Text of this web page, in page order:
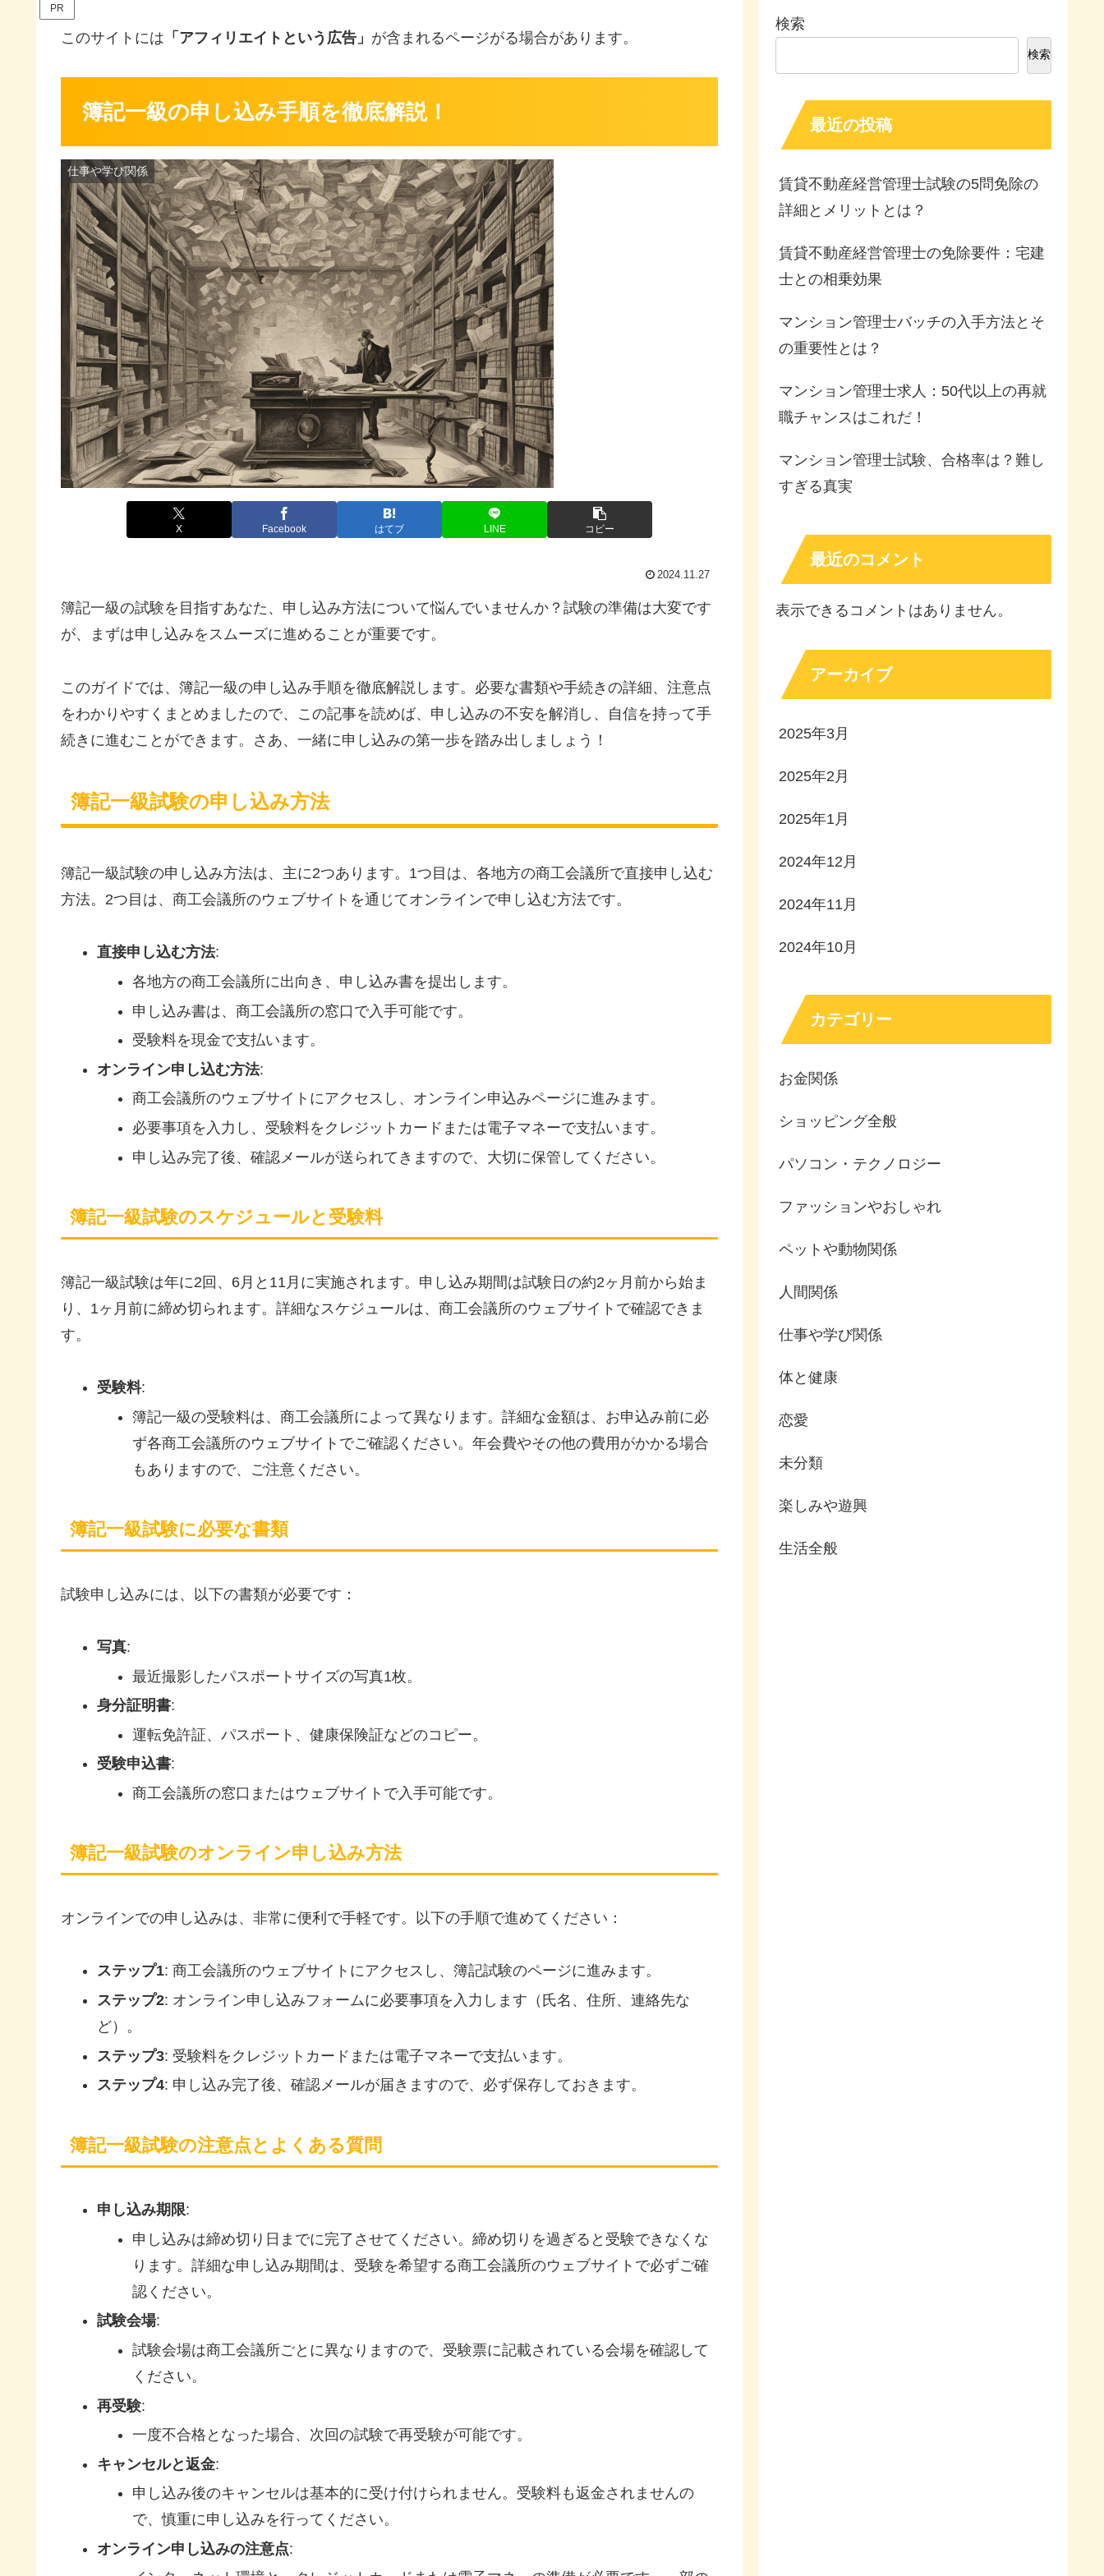
PR
このサイトには 「アフィリエイトという広告」 が含まれるページがる場合があります。
簿記一級の申し込み手順を徹底解説！
仕事や学び関係
X Facebook はてブ LINE コピー
2024.11.27
簿記一級の試験を目指すあなた、申し込み方法について悩んでいませんか？試験の準備は大変です
が、まずは申し込みをスムーズに進めることが重要です。
このガイドでは、簿記一級の申し込み手順を徹底解説します。必要な書類や手続きの詳細、注意点
をわかりやすくまとめましたので、この記事を読めば、申し込みの不安を解消し、自信を持って手
続きに進むことができます。さあ、一緒に申し込みの第一歩を踏み出しましょう！
簿記一級試験の申し込み方法
簿記一級試験の申し込み方法は、主に2つあります。1つ目は、各地方の商工会議所で直接申し込む
方法。2つ目は、商工会議所のウェブサイトを通じてオンラインで申し込む方法です。
直接申し込む方法:
各地方の商工会議所に出向き、申し込み書を提出します。
申し込み書は、商工会議所の窓口で入手可能です。
受験料を現金で支払います。
オンライン申し込む方法:
商工会議所のウェブサイトにアクセスし、オンライン申込みページに進みます。
必要事項を入力し、受験料をクレジットカードまたは電子マネーで支払います。
申し込み完了後、確認メールが送られてきますので、大切に保管してください。
簿記一級試験のスケジュールと受験料
簿記一級試験は年に2回、6月と11月に実施されます。申し込み期間は試験日の約2ヶ月前から始ま
り、1ヶ月前に締め切られます。詳細なスケジュールは、商工会議所のウェブサイトで確認できま
す。
受験料:
簿記一級の受験料は、商工会議所によって異なります。詳細な金額は、お申込み前に必
ず各商工会議所のウェブサイトでご確認ください。年会費やその他の費用がかかる場合
もありますので、ご注意ください。
簿記一級試験に必要な書類
試験申し込みには、以下の書類が必要です：
写真:
最近撮影したパスポートサイズの写真1枚。
身分証明書:
運転免許証、パスポート、健康保険証などのコピー。
受験申込書:
商工会議所の窓口またはウェブサイトで入手可能です。
簿記一級試験のオンライン申し込み方法
オンラインでの申し込みは、非常に便利で手軽です。以下の手順で進めてください：
ステップ1: 商工会議所のウェブサイトにアクセスし、簿記試験のページに進みます。
ステップ2: オンライン申し込みフォームに必要事項を入力します（氏名、住所、連絡先な
ど）。
ステップ3: 受験料をクレジットカードまたは電子マネーで支払います。
ステップ4: 申し込み完了後、確認メールが届きますので、必ず保存しておきます。
簿記一級試験の注意点とよくある質問
申し込み期限:
申し込みは締め切り日までに完了させてください。締め切りを過ぎると受験できなくな
ります。詳細な申し込み期間は、受験を希望する商工会議所のウェブサイトで必ずご確
認ください。
試験会場:
試験会場は商工会議所ごとに異なりますので、受験票に記載されている会場を確認して
ください。
再受験:
一度不合格となった場合、次回の試験で再受験が可能です。
キャンセルと返金:
申し込み後のキャンセルは基本的に受け付けられません。受験料も返金されませんの
で、慎重に申し込みを行ってください。
オンライン申し込みの注意点:
検索
検索
最近の投稿
賃貸不動産経営管理士試験の5問免除の
詳細とメリットとは？
賃貸不動産経営管理士の免除要件：宅建
士との相乗効果
マンション管理士バッチの入手方法とそ
の重要性とは？
マンション管理士求人：50代以上の再就
職チャンスはこれだ！
マンション管理士試験、合格率は？難し
すぎる真実
最近のコメント
表示できるコメントはありません。
アーカイブ
2025年3月
2025年2月
2025年1月
2024年12月
2024年11月
2024年10月
カテゴリー
お金関係
ショッピング全般
パソコン・テクノロジー
ファッションやおしゃれ
ペットや動物関係
人間関係
仕事や学び関係
体と健康
恋愛
未分類
楽しみや遊興
生活全般